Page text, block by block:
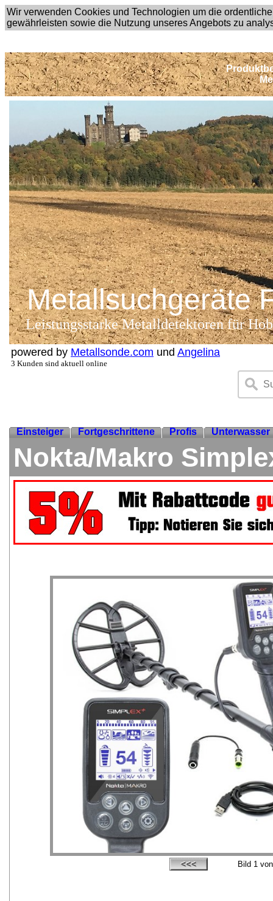
Wir verwenden Cookies und Technologien um die
gewährleisten sowie die Nutzung unseres Angebots zu
Metallsuchgeräte
Leistungsstarke Metalldetektoren für
powered by Metallsonde.com und Angelina
3 Kunden sind aktuell online
Einsteiger Fortgeschrittene Profis Unterwasser
Nokta/Makro
Bild 1